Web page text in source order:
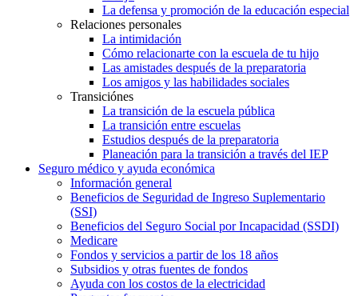
La defensa y promoción de la educación especial
Relaciones personales
La intimidación
Cómo relacionarte con la escuela de tu hijo
Las amistades después de la preparatoria
Los amigos y las habilidades sociales
Transiciónes
La transición de la escuela pública
La transición entre escuelas
Estudios después de la preparatoria
Planeación para la transición a través del IEP
Seguro médico y ayuda económica
Información general
Beneficios de Seguridad de Ingreso Suplementario
(SSI)
Beneficios del Seguro Social por Incapacidad (SSDI)
Medicare
Fondos y servicios a partir de los 18 años
Subsidios y otras fuentes de fondos
Ayuda con los costos de la electricidad